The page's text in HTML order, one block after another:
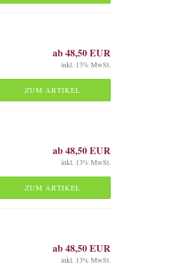
ab 48,50 EUR
inkl. 13% MwSt.
ZUM ARTIKEL
ab 48,50 EUR
inkl. 13% MwSt.
ZUM ARTIKEL
ab 48,50 EUR
inkl. 13% MwSt.